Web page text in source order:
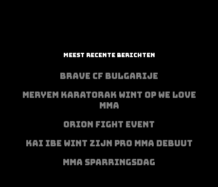
MEEST RECENTE BERICHTEN
BRAVE CF BULGARIJE
MERYEM KARATORAK WINT OP WE LOVE
MMA
ORION FIGHT EVENT
KAI IBE WINT ZIJN PRO MMA DEBUUT
MMA SPARRINGSDAG